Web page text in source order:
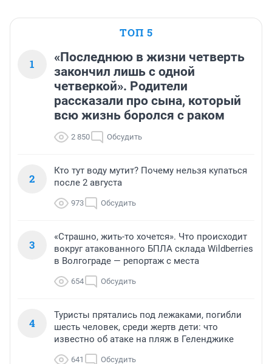
ТОП 5
1
«Последнюю в жизни четверть
закончил лишь с одной
четверкой». Родители
рассказали про сына, который
всю жизнь боролся с раком
2 850 Обсудить
2
Кто тут воду мутит? Почему нельзя купаться
после 2 августа
973 Обсудить
3
«Страшно, жить-то хочется». Что происходит
вокруг атакованного БПЛА склада Wildberries
в Волгограде — репортаж с места
654 Обсудить
4
Туристы прятались под лежаками, погибли
шесть человек, среди жертв дети: что
известно об атаке на пляж в Геленджике
641 Обсудить